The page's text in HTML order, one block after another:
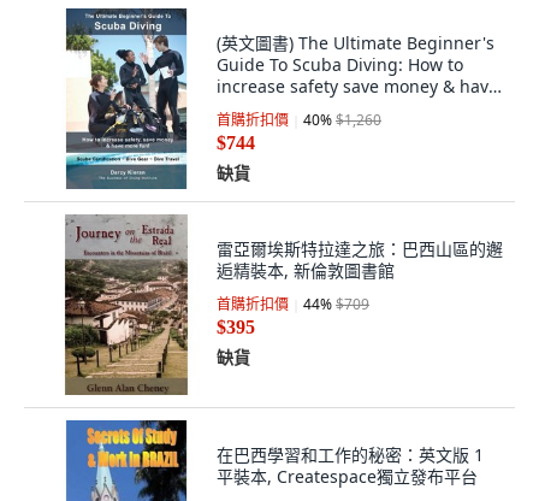
(英文圖書) The Ultimate Beginner's
Guide To Scuba Diving: How to
increase safety save money & have
more... 平裝版, Buzzwinx Media, 英
文
首購折扣價 40% $1,260
$744
缺貨
雷亞爾埃斯特拉達之旅：巴西山區的邂
逅精裝本, 新倫敦圖書館
首購折扣價 44% $709
$395
缺貨
在巴西學習和工作的秘密：英文版 1
平裝本, Createspace獨立發布平台